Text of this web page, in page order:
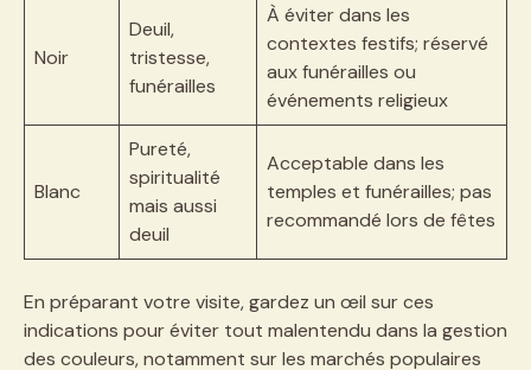
Noir
Deuil,
tristesse,
funérailles
À éviter dans les
contextes festifs; réservé
aux funérailles ou
événements religieux
Blanc
Pureté,
spiritualité
mais aussi
deuil
Acceptable dans les
temples et funérailles; pas
recommandé lors de fêtes
En préparant votre visite, gardez un œil sur ces
indications pour éviter tout malentendu dans la gestion
des couleurs, notamment sur les marchés populaires